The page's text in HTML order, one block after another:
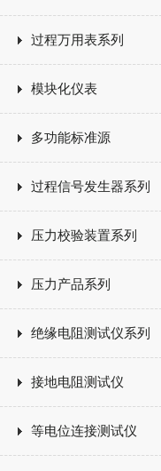
过程万用表系列
模块化仪表
多功能标准源
过程信号发生器系列
压力校验装置系列
压力产品系列
绝缘电阻测试仪系列
接地电阻测试仪
等电位连接测试仪